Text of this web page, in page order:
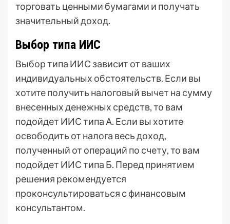
торговать ценными бумагами и получать
значительный доход.
Выбор типа ИИС
Выбор типа ИИС зависит от ваших
индивидуальных обстоятельств. Если вы
хотите получить налоговый вычет на сумму
внесенных денежных средств, то вам
подойдет ИИС типа А. Если вы хотите
освободить от налога весь доход,
полученный от операций по счету, то вам
подойдет ИИС типа Б. Перед принятием
решения рекомендуется
проконсультироваться с финансовым
консультантом.